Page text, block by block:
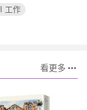
工作
看更多